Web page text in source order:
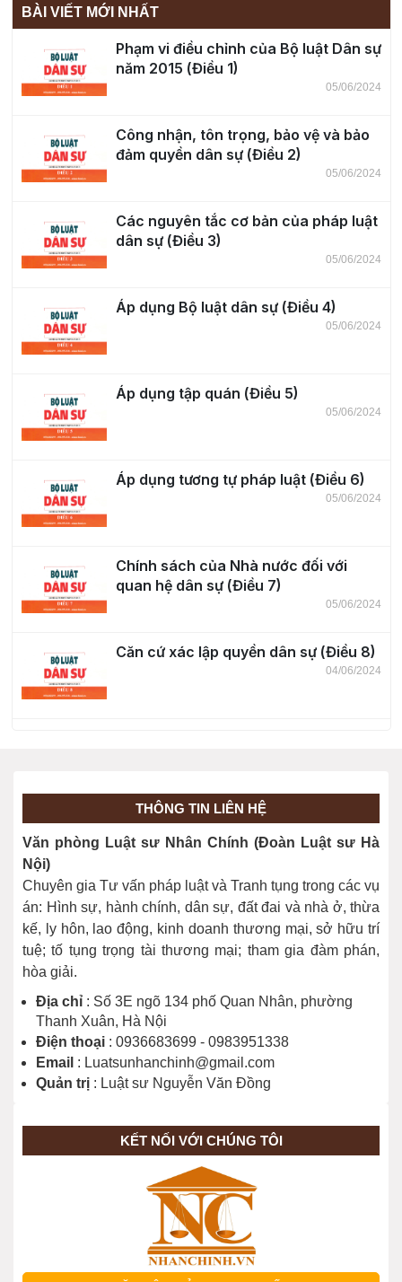
BÀI VIẾT MỚI NHẤT
Phạm vi điều chỉnh của Bộ luật Dân sự
năm 2015 (Điều 1)
05/06/2024
Công nhận, tôn trọng, bảo vệ và bảo
đảm quyền dân sự (Điều 2)
05/06/2024
Các nguyên tắc cơ bản của pháp luật
dân sự (Điều 3)
05/06/2024
Áp dụng Bộ luật dân sự (Điều 4)
05/06/2024
Áp dụng tập quán (Điều 5)
05/06/2024
Áp dụng tương tự pháp luật (Điều 6)
05/06/2024
Chính sách của Nhà nước đối với
quan hệ dân sự (Điều 7)
05/06/2024
Căn cứ xác lập quyền dân sự (Điều 8)
04/06/2024
Giới hạn việc thực hiện quyền dân sự
(Điều 10)
THÔNG TIN LIÊN HỆ
Văn phòng Luật sư Nhân Chính (Đoàn Luật sư Hà
Nội)
Chuyên gia Tư vấn pháp luật và Tranh tụng trong các vụ
án: Hình sự, hành chính, dân sự, đất đai và nhà ở, thừa
kế, ly hôn, lao động, kinh doanh thương mại, sở hữu trí
tuệ; tố tụng trọng tài thương mại; tham gia đàm phán,
hòa giải.
Địa chỉ : Số 3E ngõ 134 phố Quan Nhân, phường
Thanh Xuân, Hà Nội
Điện thoại : 0936683699 - 0983951338
Email : Luatsunhanchinh@gmail.com
Quản trị : Luật sư Nguyễn Văn Đồng
KẾT NỐI VỚI CHÚNG TÔI